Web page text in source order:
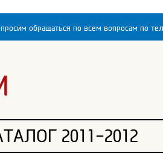
обращаться по всем вопросам по
2011-2012